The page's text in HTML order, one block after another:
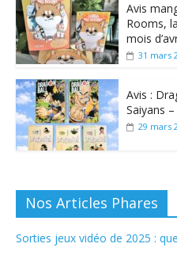
Avis
Rooms,
mois
31 mars
Avis :
Saiyans
29 mars
Nos Articles Phares
Sorties jeux vidéo de 2025 :